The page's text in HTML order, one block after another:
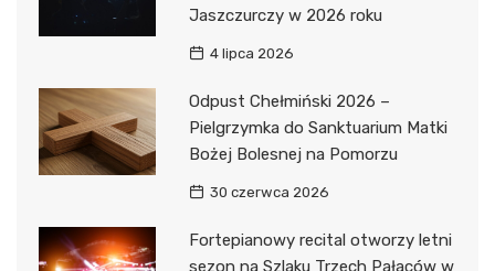
Jaszczurczy w 2026 roku
4 lipca 2026
Odpust Chełmiński 2026 –
Pielgrzymka do Sanktuarium Matki
Bożej Bolesnej na Pomorzu
30 czerwca 2026
Fortepianowy recital otworzy letni
sezon na Szlaku Trzech Pałaców w